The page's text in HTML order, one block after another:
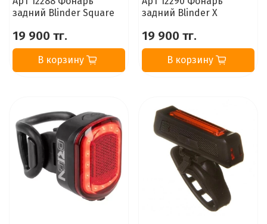
задний Blinder Square
19 900 тг.
В корзину
задний Blinder X
19 900 тг.
В корзину